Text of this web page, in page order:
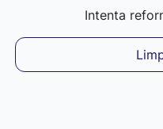
Intenta